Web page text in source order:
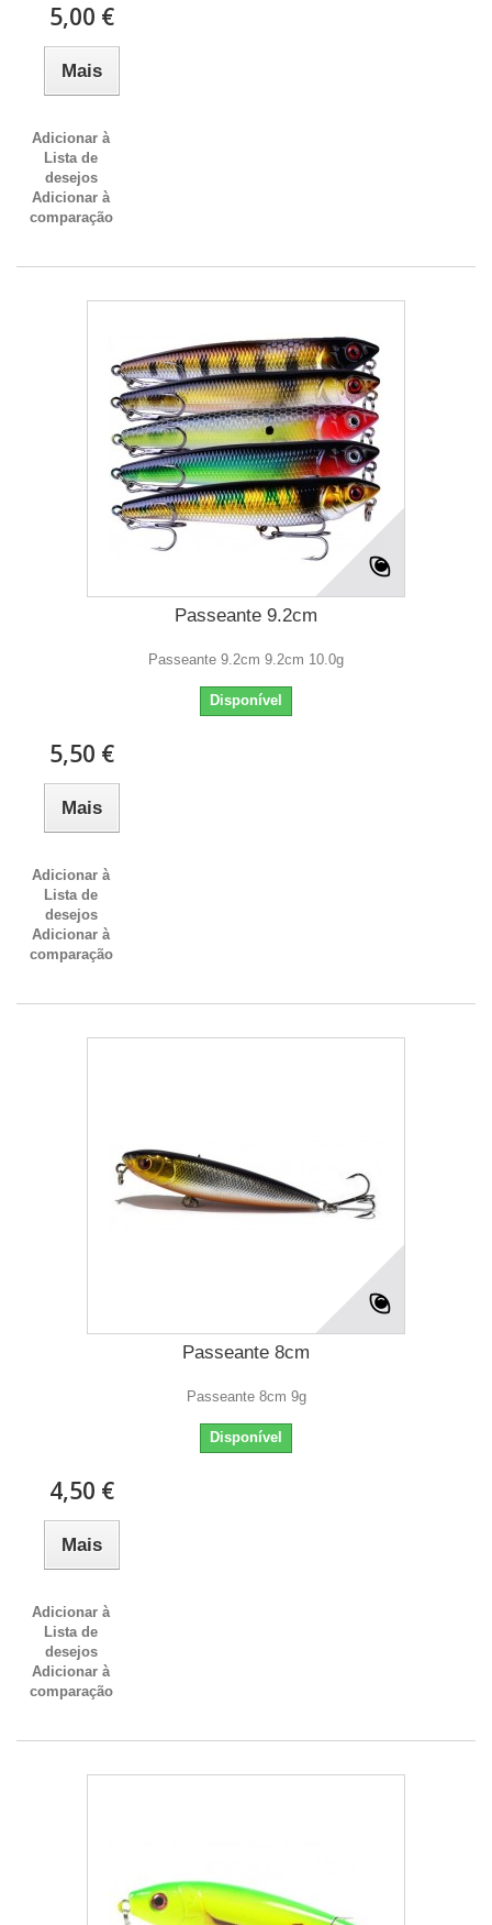
5,00 €
Mais
Adicionar à
Lista de
desejos
Adicionar à
comparação
Passeante 9.2cm
Passeante 9.2cm 9.2cm 10.0g
Disponível
5,50 €
Mais
Adicionar à
Lista de
desejos
Adicionar à
comparação
Passeante 8cm
Passeante 8cm 9g
Disponível
4,50 €
Mais
Adicionar à
Lista de
desejos
Adicionar à
comparação